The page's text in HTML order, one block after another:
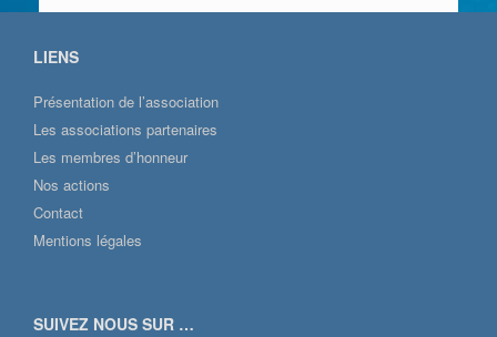
LIENS
Présentation de l’association
Les associations partenaires
Les membres d’honneur
Nos actions
Contact
Mentions légales
SUIVEZ NOUS SUR …